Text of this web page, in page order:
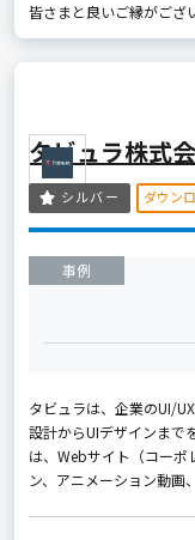
皆さまと良いご縁がござ
タビュラ株式
シルバー ダウン
事例
タビュラは、企業のUI/
設計からUIデザインまで
は、Webサイト（コーポ
ン、アニメーション動画